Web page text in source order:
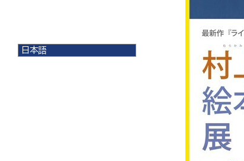
日本語